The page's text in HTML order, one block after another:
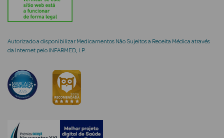
Ver Tudo
Cosmética
Hidratantes
Séruns Faciais
Creme de Olhos
envelhecimento
Autorizado a disponibilizar Medicamentos Não Sujeitos a Receita Médica através
da Internet pelo INFARMED, I.P.